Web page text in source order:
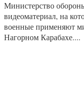
Министерство
видеоматериал, на
военные применяют
Нагорном Карабахе....